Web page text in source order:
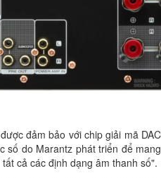
đảm bảo với chip giải mã DAC
số do Marantz phát triển để mang
cả các định dạng âm thanh số".